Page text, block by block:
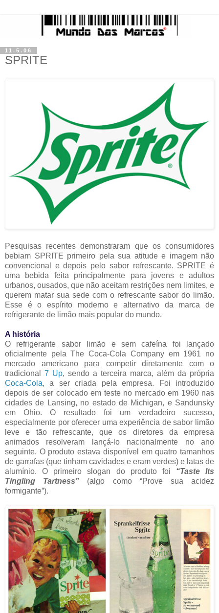
11.5.06
SPRITE
Pesquisas recentes demonstraram que os consumidores
bebiam SPRITE primeiro pela sua atitude e imagem não
convencional e depois pelo sabor refrescante. SPRITE é
uma bebida feita principalmente para jovens e adultos
urbanos, ousados, que não aceitam restrições nem limites, e
querem matar sua sede com o refrescante sabor do limão.
Esse é o espírito moderno e alternativo da marca de
refrigerante de limão mais popular do mundo.
A história
O refrigerante sabor limão e sem cafeína foi lançado
oficialmente pela The Coca-Cola Company em 1961 no
mercado americano para competir diretamente com o
tradicional 7 Up, sendo a terceira marca, além da própria
Coca-Cola, a ser criada pela empresa. Foi introduzido
depois de ser colocado em teste no mercado em 1960 nas
cidades de Lansing, no estado de Michigan, e Sandunsky
em Ohio. O resultado foi um verdadeiro sucesso,
especialmente por oferecer uma experiência de sabor limão
leve e tão refrescante, que os diretores da empresa
animados resolveram lançá-lo nacionalmente no ano
seguinte. O produto estava disponível em quatro tamanhos
de garrafas (que tinham cavidades e eram verdes) e latas de
alumínio. O primeiro slogan do produto foi “Taste Its
Tingling Tartness” (algo como “Prove sua acidez
formigante”).